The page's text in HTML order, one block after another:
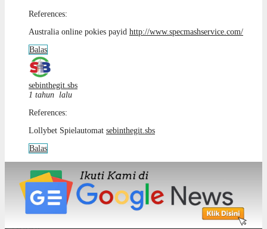
References:
Australia online pokies payid http://www.specmashservice.com/
Balas
sebinthegit.sbs
1 tahun lalu
References:
Lollybet Spielautomat sebinthegit.sbs
Balas